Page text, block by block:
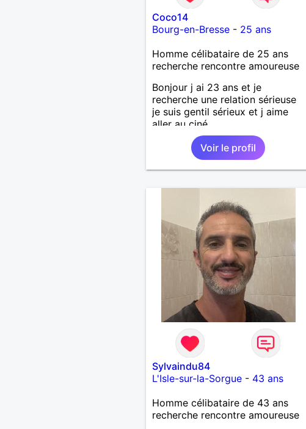
Coco14
Bourg-en-Bresse- 25 ans
Homme célibataire de 25 ans
recherche rencontre amoureuse
Bonjour j ai 23 ans et je
recherche une relation sérieuse
je suis gentil sérieux et j aime
aller au ciné....
Voir le profil
Sylvaindu84
L'Isle-sur-la-Sorgue- 43 ans
Homme célibataire de 43 ans
recherche rencontre amoureuse